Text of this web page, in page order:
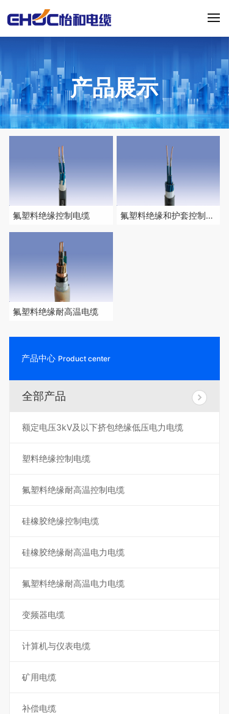
产品展示
氟塑料绝缘控制电缆
氟塑料绝缘和护套控制电
氟塑料绝缘耐高温电缆
产品中心 Product center
全部产品
额定电压3kV及以下挤包绝缘低压电力电缆
塑料绝缘控制电缆
氟塑料绝缘耐高温控制电缆
硅橡胶绝缘控制电缆
硅橡胶绝缘耐高温电力电缆
氟塑料绝缘耐高温电力电缆
变频器电缆
计算机与仪表电缆
矿用电缆
补偿电缆